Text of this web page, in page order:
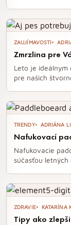
sústrediť sa na
Uvoľnite sa,
otázkou, aby ste
ZAUJÍMAVOSTI
Zmrzlina pre
Leto je ideálnym
pre našich
dozviete, aké sú
domácu
TRENDY ADRIÁNA
Nafukovací
Nafukovacie
súčasťou
vekovými
vyžitie alebo
spoločníkom na
ZDRAVIE KATARÍNA
Tipy ako